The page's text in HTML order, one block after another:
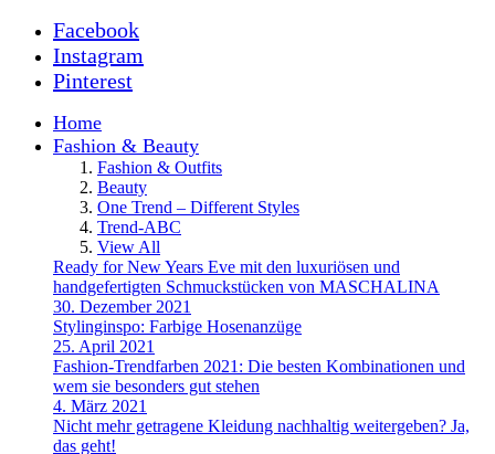
Facebook
Instagram
Pinterest
Home
Fashion & Beauty
Fashion & Outfits
Beauty
One Trend – Different Styles
Trend-ABC
View All
Ready for New Years Eve mit den luxuriösen und
handgefertigten Schmuckstücken von MASCHALINA
30. Dezember 2021
Stylinginspo: Farbige Hosenanzüge
25. April 2021
Fashion-Trendfarben 2021: Die besten Kombinationen und
wem sie besonders gut stehen
4. März 2021
Nicht mehr getragene Kleidung nachhaltig weitergeben? Ja,
das geht!